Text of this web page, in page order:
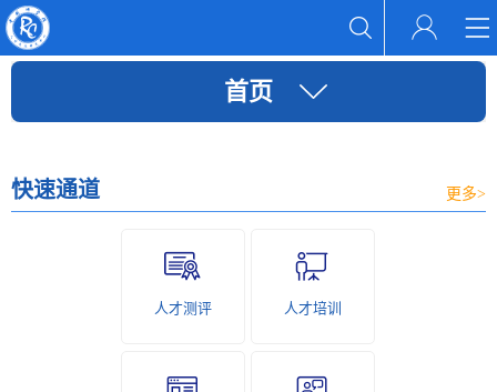
首页
快速通道 更多>
人才测评 人才培训